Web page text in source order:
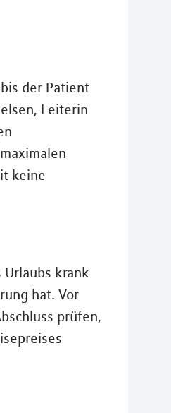
der Patient
Leiterin
keine
krank
hat. Vor
prüfen,